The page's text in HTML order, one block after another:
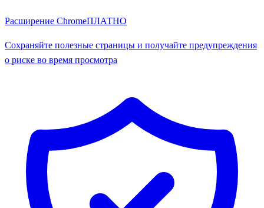
Расширение ChromeПЛАТНО
Сохраняйте полезные страницы и получайте предупреждения
о риске во время просмотра